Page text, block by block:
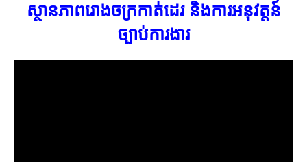
ស្ថានភាពរោងចក្រកាត់ដេរ និងការអនុវត្តន៍
ច្បាប់ការងារ